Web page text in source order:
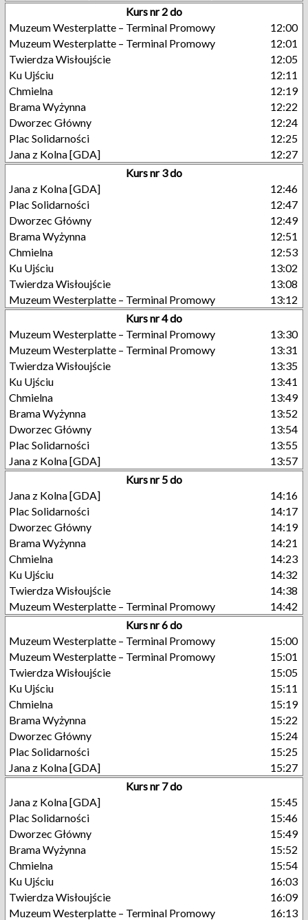
Kurs nr 2 do
Muzeum Westerplatte – Terminal Promowy
12:00
Muzeum Westerplatte – Terminal Promowy
12:01
Twierdza Wisłoujście
12:05
Ku Ujściu
12:11
Chmielna
12:19
Brama Wyżynna
12:22
Dworzec Główny
12:24
Plac Solidarności
12:25
Jana z Kolna [GDA]
12:27
Kurs nr 3 do
Jana z Kolna [GDA]
12:46
Plac Solidarności
12:47
Dworzec Główny
12:49
Brama Wyżynna
12:51
Chmielna
12:53
Ku Ujściu
13:02
Twierdza Wisłoujście
13:08
Muzeum Westerplatte – Terminal Promowy
13:12
Kurs nr 4 do
Muzeum Westerplatte – Terminal Promowy
13:30
Muzeum Westerplatte – Terminal Promowy
13:31
Twierdza Wisłoujście
13:35
Ku Ujściu
13:41
Chmielna
13:49
Brama Wyżynna
13:52
Dworzec Główny
13:54
Plac Solidarności
13:55
Jana z Kolna [GDA]
13:57
Kurs nr 5 do
Jana z Kolna [GDA]
14:16
Plac Solidarności
14:17
Dworzec Główny
14:19
Brama Wyżynna
14:21
Chmielna
14:23
Ku Ujściu
14:32
Twierdza Wisłoujście
14:38
Muzeum Westerplatte – Terminal Promowy
14:42
Kurs nr 6 do
Muzeum Westerplatte – Terminal Promowy
15:00
Muzeum Westerplatte – Terminal Promowy
15:01
Twierdza Wisłoujście
15:05
Ku Ujściu
15:11
Chmielna
15:19
Brama Wyżynna
15:22
Dworzec Główny
15:24
Plac Solidarności
15:25
Jana z Kolna [GDA]
15:27
Kurs nr 7 do
Jana z Kolna [GDA]
15:45
Plac Solidarności
15:46
Dworzec Główny
15:49
Brama Wyżynna
15:52
Chmielna
15:54
Ku Ujściu
16:03
Twierdza Wisłoujście
16:09
Muzeum Westerplatte – Terminal Promowy
16:13